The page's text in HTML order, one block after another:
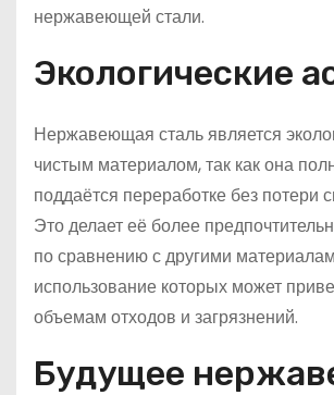
нержавеющей стали.
Экологические
Нержавеющая сталь является
чистым материалом, так как она
поддаётся переработке без потери
Это делает её более
по сравнению с другими
использование которых может
объемам отходов и загрязнений.
Будущее